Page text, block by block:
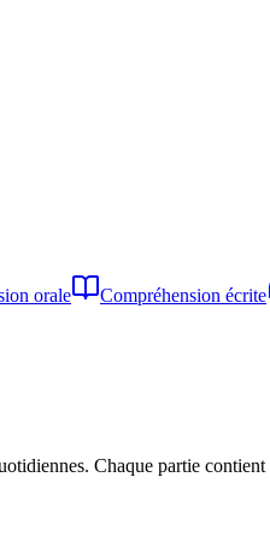
orale Compréhension écrite
. Chaque partie contient